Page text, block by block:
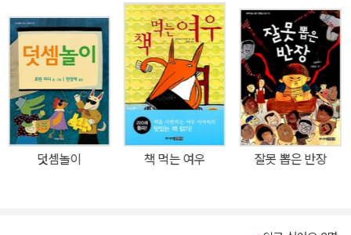
떻게 될까? 초등학교를 배경으로 한『알몸으로 학교 간 날』은 차이와
배려에 대한 프랑스의 시각과 문화적 높이를 재미있게 보여준다. 이
책은 아이들을 위한 책이지만 우리 어른들에게 더 많은 생각할 거리
를 던져주고 있다. 아이들은 어른의 거울이라고 했다. 아이들 속에 나
타나는 문화적 행위나 행동은 바로 그 나라 어른들의 거울과 같다. 이
책은 아이들의 눈을 통해 차이를 차별로 가지 않게 배려해 가는 모습
과 그 배려 속에서도 주인공이 겪는 아픔을 노골적으로 드러내지 않
고 아주 자연스럽게 보여주고 있다. 다시 말해 차이를 감싸는 성숙한
덧셈놀이 책 먹는 여우 잘못 뽑은 반장